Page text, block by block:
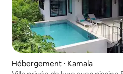
Hébergement ⋅ Kamala